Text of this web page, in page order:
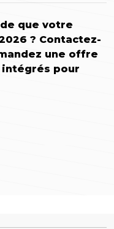
que votre
? Contactez-
une offre
intégrés pour